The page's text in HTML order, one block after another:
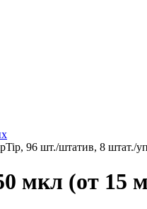
96 шт./штатив, 8 штат./
мкл (от 15